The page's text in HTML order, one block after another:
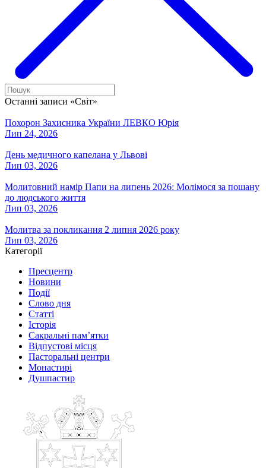
Останні записи «Світ»
Похорон Захисника України ЛЕВКО Юрія
Лип 24, 2026
День медичного капелана у Львові
Лип 03, 2026
Молитовний намір Папи на липень 2026: Молімося за пошану
до людського життя
Лип 03, 2026
Молитва за покликання 2 липня 2026 року
Лип 03, 2026
Категорії
Пресцентр
Новини
Події
Слово дня
Статті
Історія
Сакральні пам’ятки
Відпустові місця
Пасторальні центри
Монастирі
Душпастир